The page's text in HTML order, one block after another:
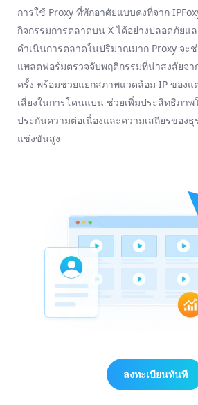
การใช้ Proxy ที่พักอาศัยแบบคงที่จาก
กิจกรรมการตลาดบน X ได้อย่างปลอดภัยแ
ดำเนินการตลาดในปริมาณมาก Proxy จะ
แพลตฟอร์มตรวจจับพฤติกรรมที่น่าสงสัยจา
ครั้ง พร้อมช่วยแยกสภาพแวดล้อม IP ของ
เสี่ยงในการโดนแบน ช่วยเพิ่มประสิทธิภา
ประกันความต่อเนื่องและความเสถียรของ
แข่งขันสูง
ลงทะเบียนทันที